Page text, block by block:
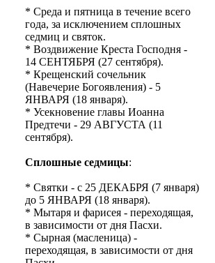
* Среда и пятница в течение всего
года, за исключением сплошных
седмиц и святок.
* Воздвижение Креста Господня -
14 СЕНТЯБРЯ (27 сентября).
* Крещенский сочельник
(Навечерие Богоявления) - 5
ЯНВАРЯ (18 января).
* Усекновение главы Иоанна
Предтечи - 29 АВГУСТА (11
сентября).
Сплошные седмицы:
* Святки - с 25 ДЕКАБРЯ (7 января)
до 5 ЯНВАРЯ (18 января).
* Мытаря и фарисея - переходящая,
в зависимости от дня Пасхи.
* Сырная (масленица) -
переходящая, в зависимости от дня